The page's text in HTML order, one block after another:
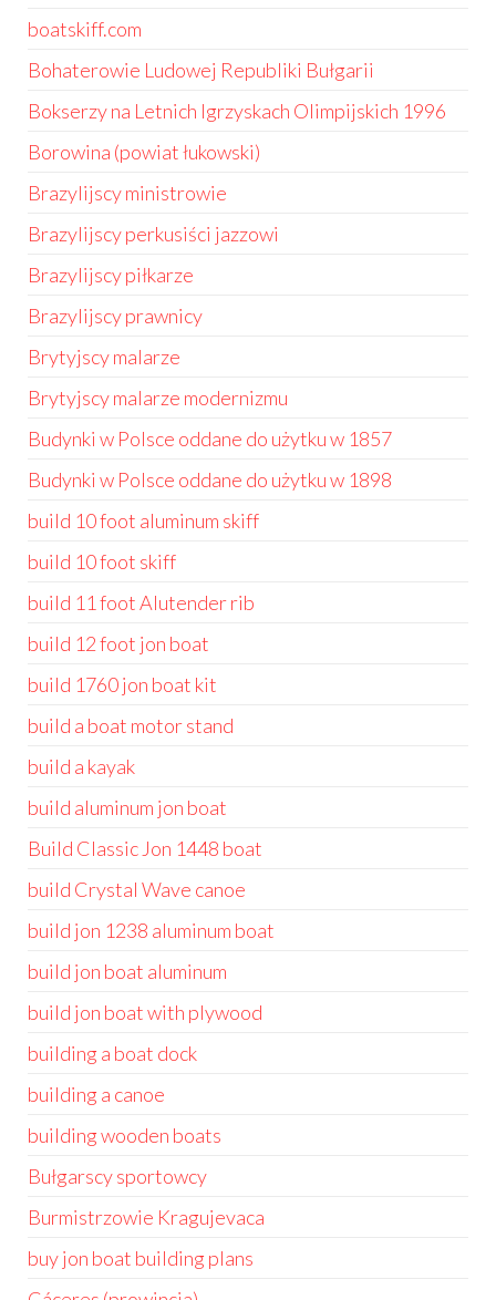
boatskiff.com
Bohaterowie Ludowej Republiki Bułgarii
Bokserzy na Letnich Igrzyskach Olimpijskich 1996
Borowina (powiat łukowski)
Brazylijscy ministrowie
Brazylijscy perkusiści jazzowi
Brazylijscy piłkarze
Brazylijscy prawnicy
Brytyjscy malarze
Brytyjscy malarze modernizmu
Budynki w Polsce oddane do użytku w 1857
Budynki w Polsce oddane do użytku w 1898
build 10 foot aluminum skiff
build 10 foot skiff
build 11 foot Alutender rib
build 12 foot jon boat
build 1760 jon boat kit
build a boat motor stand
build a kayak
build aluminum jon boat
Build Classic Jon 1448 boat
build Crystal Wave canoe
build jon 1238 aluminum boat
build jon boat aluminum
build jon boat with plywood
building a boat dock
building a canoe
building wooden boats
Bułgarscy sportowcy
Burmistrzowie Kragujevaca
buy jon boat building plans